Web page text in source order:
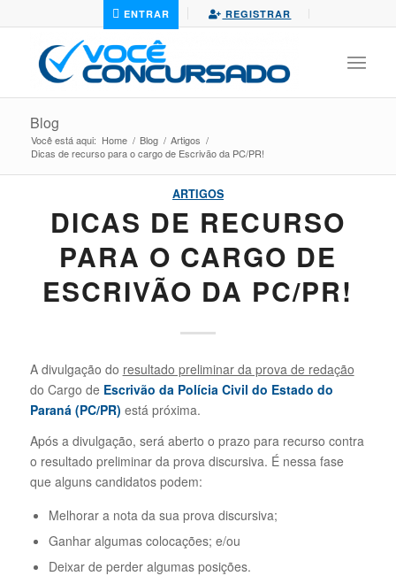
ENTRAR REGISTRAR
Blog
Você está aqui: Home / Blog / Artigos /
Dicas de recurso para o cargo de Escrivão da PC/PR!
ARTIGOS
DICAS DE RECURSO
PARA O CARGO DE
ESCRIVÃO DA PC/PR!
A divulgação do resultado preliminar da prova de redação
do Cargo de Escrivão da Polícia Civil do Estado do
Paraná (PC/PR) está próxima.
Após a divulgação, será aberto o prazo para recurso contra
o resultado preliminar da prova discursiva. É nessa fase
que alguns candidatos podem:
Melhorar a nota da sua prova discursiva;
Ganhar algumas colocações; e/ou
Deixar de perder algumas posições.